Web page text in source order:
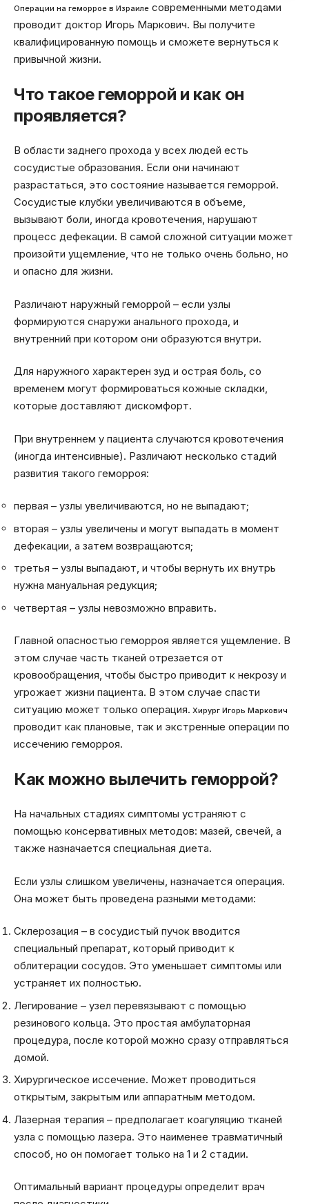
Операции на геморрое в Израиле современными методами
проводит доктор Игорь Маркович. Вы получите
квалифицированную помощь и сможете вернуться к
привычной жизни.
Что такое геморрой и как он
проявляется?
В области заднего прохода у всех людей есть
сосудистые образования. Если они начинают
разрастаться, это состояние называется геморрой.
Сосудистые клубки увеличиваются в объеме,
вызывают боли, иногда кровотечения, нарушают
процесс дефекации. В самой сложной ситуации может
произойти ущемление, что не только очень больно, но
и опасно для жизни.
Различают наружный геморрой – если узлы
формируются снаружи анального прохода, и
внутренний при котором они образуются внутри.
Для наружного характерен зуд и острая боль, со
временем могут формироваться кожные складки,
которые доставляют дискомфорт.
При внутреннем у пациента случаются кровотечения
(иногда интенсивные). Различают несколько стадий
развития такого геморроя:
первая – узлы увеличиваются, но не выпадают;
вторая – узлы увеличены и могут выпадать в момент
дефекации, а затем возвращаются;
третья – узлы выпадают, и чтобы вернуть их внутрь
нужна мануальная редукция;
четвертая – узлы невозможно вправить.
Главной опасностью геморроя является ущемление. В
этом случае часть тканей отрезается от
кровообращения, чтобы быстро приводит к некрозу и
угрожает жизни пациента. В этом случае спасти
ситуацию может только операция. Хирург Игорь Маркович
проводит как плановые, так и экстренные операции по
иссечению геморроя.
Как можно вылечить геморрой?
На начальных стадиях симптомы устраняют с
помощью консервативных методов: мазей, свечей, а
также назначается специальная диета.
Если узлы слишком увеличены, назначается операция.
Она может быть проведена разными методами:
Склерозация – в сосудистый пучок вводится
специальный препарат, который приводит к
облитерации сосудов. Это уменьшает симптомы или
устраняет их полностью.
Легирование – узел перевязывают с помощью
резинового кольца. Это простая амбулаторная
процедура, после которой можно сразу отправляться
домой.
Хирургическое иссечение. Может проводиться
открытым, закрытым или аппаратным методом.
Лазерная терапия – предполагает коагуляцию тканей
узла с помощью лазера. Это наименее травматичный
способ, но он помогает только на 1 и 2 стадии.
Оптимальный вариант процедуры определит врач